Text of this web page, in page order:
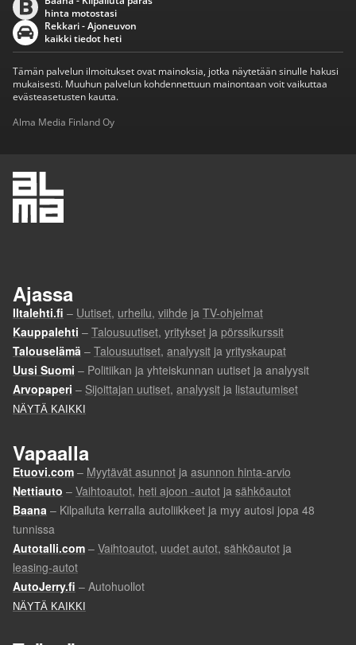
hinta motostasi
Rekkari - Ajoneuvon
kaikki tiedot heti
Tämän palvelun ilmoitukset ovat mainoksia, jotka näytetään sinulle hakusi
mukaisesti. Muuhun palvelun kohdennettuun mainontaan voit vaikuttaa
evästeasetusten kautta.
Alma Media Finland Oy